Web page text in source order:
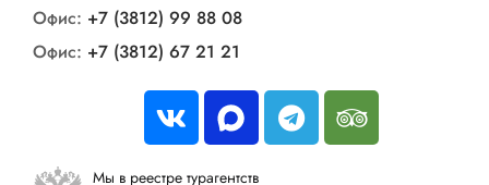
Офис: +7 (3812) 99 88 08
Офис: +7 (3812) 67 21 21
Мы в реестре турагентств